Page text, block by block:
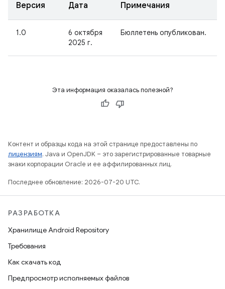
Версия Дата Примечания
1.0
6 октября
2025 г.
Бюллетень опубликован.
Эта информация оказалась полезной?
Контент и образцы кода на этой странице предоставлены по
лицензиям. Java и OpenJDK – это зарегистрированные товарные
знаки корпорации Oracle и ее аффилированных лиц.
Последнее обновление: 2026-07-20 UTC.
РАЗРАБОТКА
Хранилище Android Repository
Требования
Как скачать код
Предпросмотр исполняемых файлов